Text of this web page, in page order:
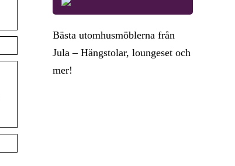
Bästa utomhusmöblerna från
Jula – Hängstolar, loungeset och
mer!